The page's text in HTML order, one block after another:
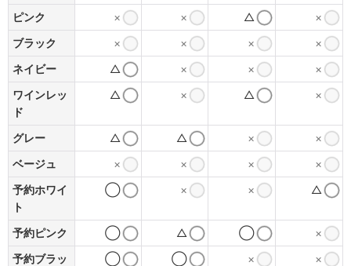
ピンク
× × △
×
ブラック
× × ×
×
ネイビー
△ × ×
×
ワインレッ
ド
△ × △ ×
グレー △ △ ×
×
ベージュ
× × ×
×
予約ホワイ
ト
◯ × × △
予約ピンク ◯ △ ◯
×
予約ブラッ
◯ ◯ × ×